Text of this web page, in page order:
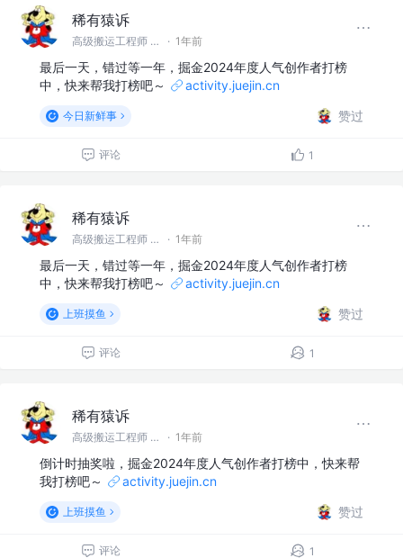
稀有猿诉
高级搬运工程师 @稀有猿诉 · 1年前
最后一天，错过等一年，掘金2024年度人气创作者打榜
中，快来帮我打榜吧～
activity.juejin.cn
今日新鲜事 赞过
评论 1
稀有猿诉
高级搬运工程师 @稀有猿诉 · 1年前
最后一天，错过等一年，掘金2024年度人气创作者打榜
中，快来帮我打榜吧～
activity.juejin.cn
上班摸鱼 赞过
评论 1
稀有猿诉
高级搬运工程师 @稀有猿诉 · 1年前
倒计时抽奖啦，掘金2024年度人气创作者打榜中，快来帮
我打榜吧～
activity.juejin.cn
上班摸鱼 赞过
评论 1